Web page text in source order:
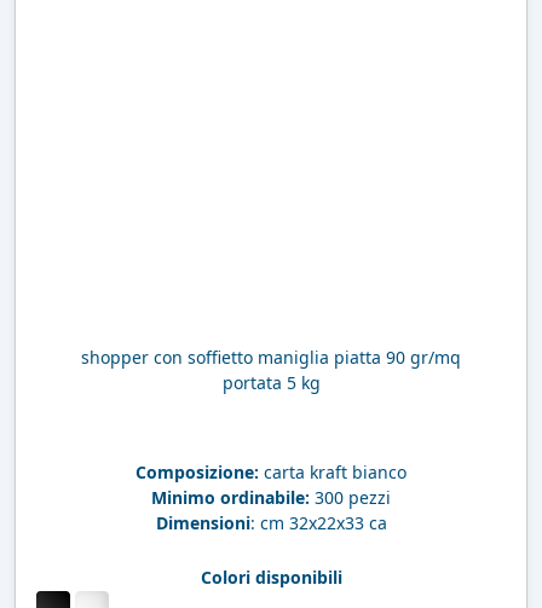
shopper con soffietto maniglia piatta 90 gr/mq
portata 5 kg
Composizione: carta kraft bianco
Minimo ordinabile: 300 pezzi
Dimensioni: cm 32x22x33 ca
Colori disponibili